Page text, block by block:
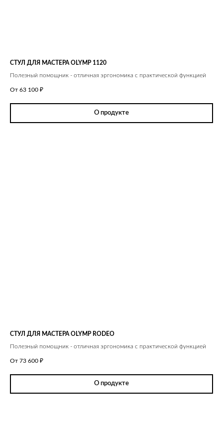
СТУЛ ДЛЯ МАСТЕРА OLYMP 1120
Полезный помощник - отличная эргономика с практической функцией
От 63 100 ₽
О продукте
СТУЛ ДЛЯ МАСТЕРА OLYMP RODEO
Полезный помощник - отличная эргономика с практической функцией
От 73 600 ₽
О продукте